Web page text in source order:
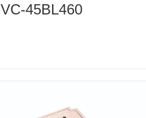
VC-45BL460